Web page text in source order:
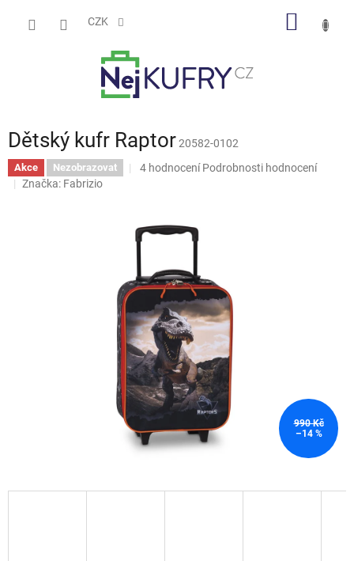
CZK
Dětský kufr Raptor20582-0102
Akce Nezobrazovat
Průměrné
4,3
z
5
hvězdiček.
4 hodnocení Podrobnosti hodnocení
Značka: Fabrizio
990 Kč
–14 %